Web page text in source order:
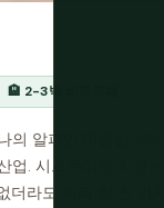
🏨 2-3박 바로로체
의 알파인 마을입니
업. 시르쿠이토 치
더라도 커피 한 잔